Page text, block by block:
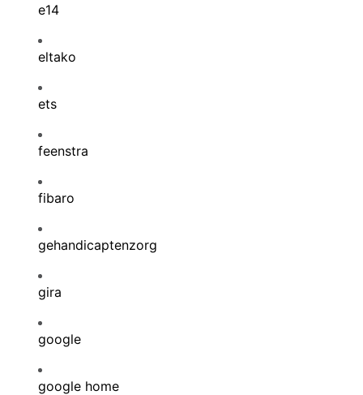
e14
eltako
ets
feenstra
fibaro
gehandicaptenzorg
gira
google
google home